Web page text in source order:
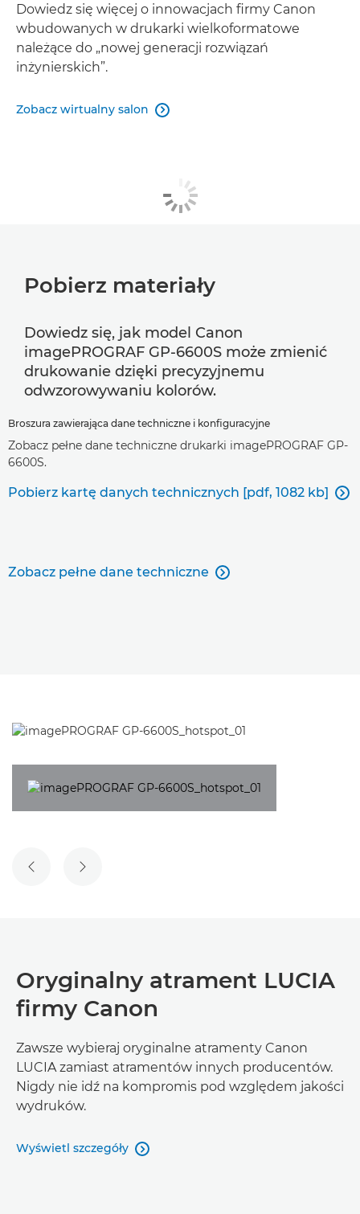
Dowiedz się więcej o innowacjach firmy Canon
wbudowanych w drukarki wielkoformatowe
należące do „nowej generacji rozwiązań
inżynierskich”.
Zobacz wirtualny salon 
Pobierz materiały
Dowiedz się, jak model Canon
imagePROGRAF GP-6600S może zmienić
drukowanie dzięki precyzyjnemu
odwzorowywaniu kolorów.
Broszura zawierająca dane techniczne i konfiguracyjne
Zobacz pełne dane techniczne drukarki imagePROGRAF GP-
6600S.
Pobierz kartę danych technicznych [pdf, 1082 kb] 
Zobacz pełne dane techniczne 
POPRZEDNI SLAJD
NASTĘPNY SLAJD
Oryginalny atrament LUCIA
firmy Canon
Zawsze wybieraj oryginalne atramenty Canon
LUCIA zamiast atramentów innych producentów.
Nigdy nie idź na kompromis pod względem jakości
wydruków.
Wyświetl szczegóły 